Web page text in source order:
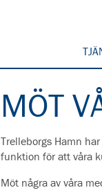
MÖT
Trelleborgs Hamn
funktion för att våra
Möt några av våra